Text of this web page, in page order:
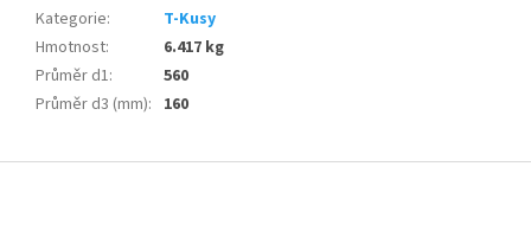
Kategorie:
T-Kusy
Hmotnost:
6.417 kg
Průměr d1:
560
Průměr d3 (mm): 160